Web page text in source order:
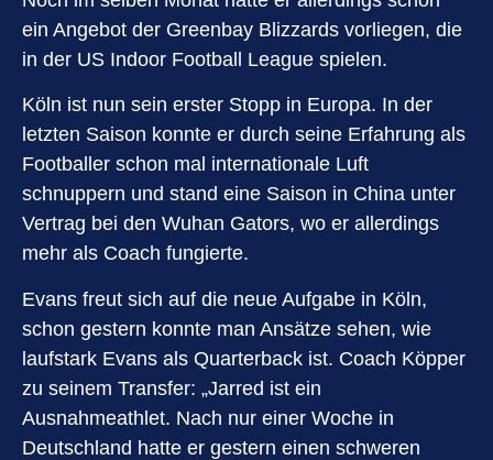
ein Angebot der Greenbay Blizzards vorliegen, die
in der US Indoor Football League spielen.
Köln ist nun sein erster Stopp in Europa. In der
letzten Saison konnte er durch seine Erfahrung als
Footballer schon mal internationale Luft
schnuppern und stand eine Saison in China unter
Vertrag bei den Wuhan Gators, wo er allerdings
mehr als Coach fungierte.
Evans freut sich auf die neue Aufgabe in Köln,
schon gestern konnte man Ansätze sehen, wie
laufstark Evans als Quarterback ist. Coach Köpper
zu seinem Transfer: „Jarred ist ein
Ausnahmeathlet. Nach nur einer Woche in
Deutschland hatte er gestern einen schweren